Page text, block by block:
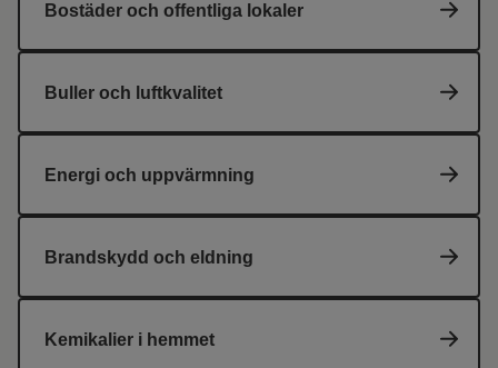
Bostäder och offentliga lokaler
Buller och luftkvalitet
Energi och uppvärmning
Brandskydd och eldning
Kemikalier i hemmet